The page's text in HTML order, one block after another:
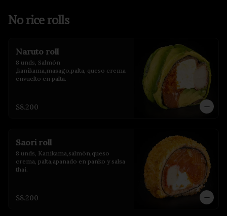
No rice rolls
Naruto roll
8 unds, Salmón
,kanikama,masago,palta, queso crema
envuelto en palta.
$8.200
Saori roll
8 unds, Kanikama,salmón,queso
crema, palta,apanado en panko y salsa
thai.
$8.200